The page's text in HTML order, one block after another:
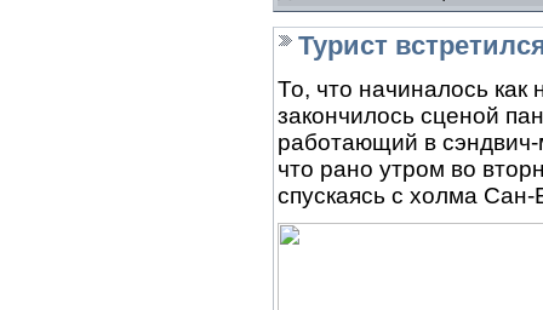
Турист
То, что начиналось как
закончилось сценой
работающий в сэндвич-
что рано утром во
спускаясь с холма